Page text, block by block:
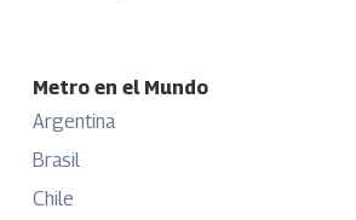
Metro en el Mundo
Argentina
Brasil
Chile